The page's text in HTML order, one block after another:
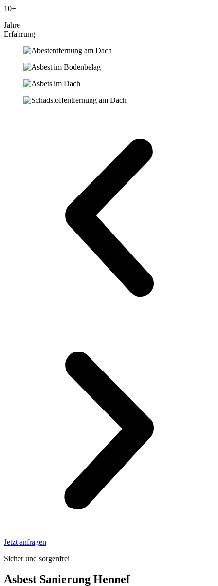
10+
Jahre
Erfahrung
Jetzt anfragen
Sicher und sorgenfrei
Asbest Sanierung Hennef